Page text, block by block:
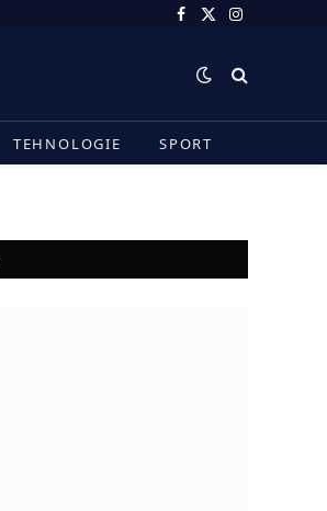
Facebook
X
Instagram
TEHNOLOGIE SPORT